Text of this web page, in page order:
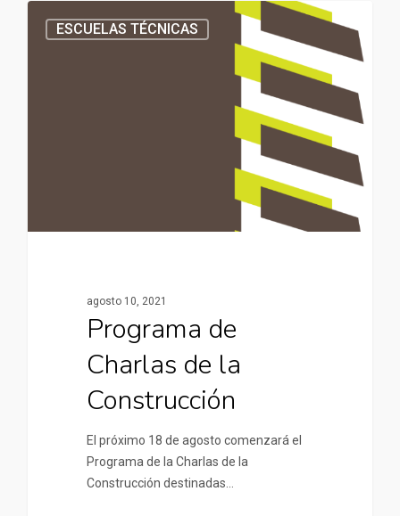
ESCUELAS TÉCNICAS
agosto 10, 2021
Programa de
Charlas de la
Construcción
El próximo 18 de agosto comenzará el
Programa de la Charlas de la
Construcción destinadas…